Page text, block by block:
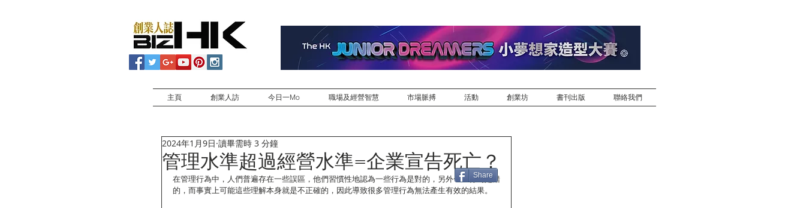
主頁 創業人訪 今日一Mo 職場及經營智慧 市場脈搏 活動 創業坊 書刊出版 聯絡我們
管理水準超過經營水準=企業宣告死亡？
2024年1月9日 讀畢需時 3 分鐘
在管理行為中，人們普遍存在一些誤區，他們習慣性地認為一些行為是對的，另外一些行為是錯
的，而事實上可能這些理解本身就是不正確的，因此導致很多管理行為無法產生有效的結果。
Share